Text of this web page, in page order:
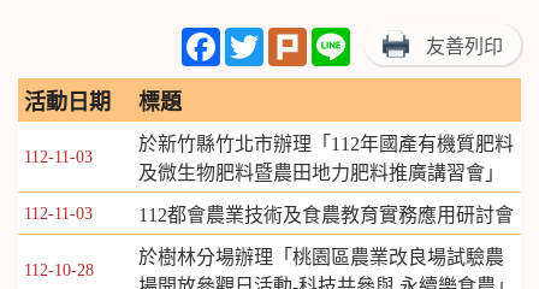
FacebookTwitterPlurk Line 友善列印
活動日期 標題
112-11-03
於新竹縣竹北市辦理「112年國產有機質肥料
及微生物肥料暨農田地力肥料推廣講習會」
112-11-03 112都會農業技術及食農教育實務應用研討會
112-10-28
於樹林分場辦理「桃園區農業改良場試驗農